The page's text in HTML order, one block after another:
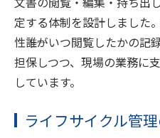
定する体制を設計しました
性――誰がいつ閲覧したかの記
担保しつつ、現場の業務に
しています。
ライフサイクル管